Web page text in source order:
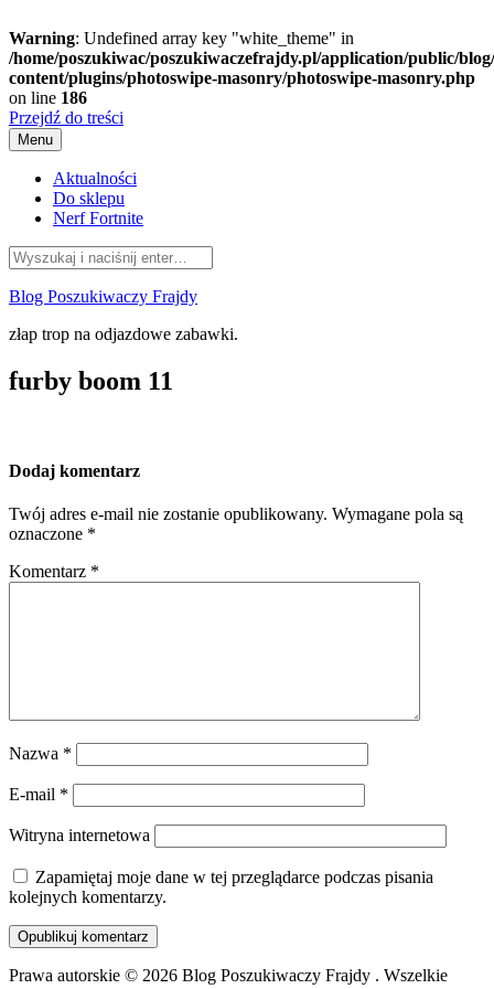
Warning: Undefined array key "white_theme" in
/home/poszukiwac/poszukiwaczefrajdy.pl/application/public/
content/plugins/photoswipe-masonry/photoswipe-masonry.php
on line 186
Przejdź do treści
Menu
Aktualności
Do sklepu
Nerf Fortnite
Blog Poszukiwaczy Frajdy
złap trop na odjazdowe zabawki.
furby boom 11
Dodaj komentarz
Twój adres e-mail nie zostanie opublikowany. Wymagane pola są
oznaczone *
Komentarz *
Nazwa *
E-mail *
Witryna internetowa
Zapamiętaj moje dane w tej przeglądarce podczas pisania
kolejnych komentarzy.
Prawa autorskie © 2026 Blog Poszukiwaczy Frajdy . Wszelkie